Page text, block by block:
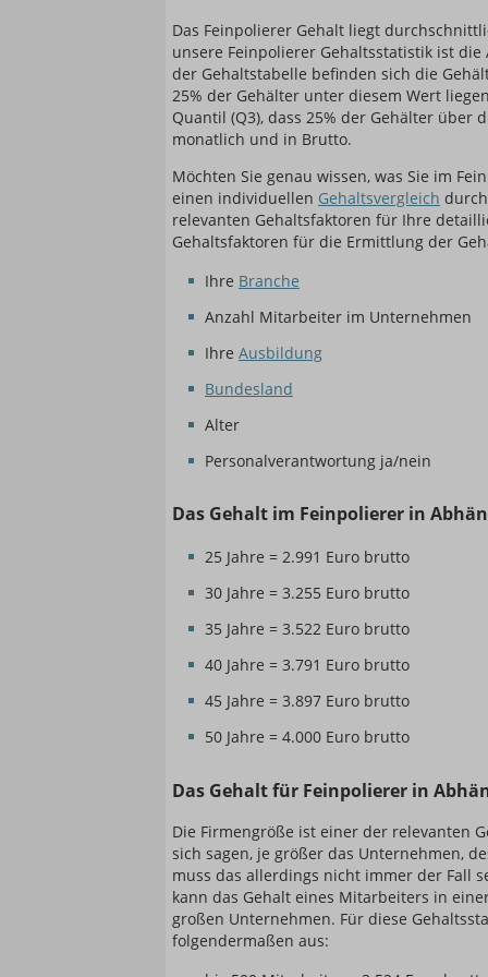
Das Feinpolierer Gehalt liegt
unsere Feinpolierer Gehaltsstatistik ist
der Gehaltstabelle befinden sich die
25% der Gehälter unter diesem Wert
Quantil (Q3), dass 25% der Gehälter über
monatlich und in Brutto.
Möchten Sie genau wissen, was Sie im
einen individuellen Gehaltsvergleich
relevanten Gehaltsfaktoren für Ihre
Gehaltsfaktoren für die Ermittlung der
Ihre Branche
Anzahl Mitarbeiter im Unternehmen
Ihre Ausbildung
Bundesland
Alter
Personalverantwortung ja/nein
Das Gehalt im Feinpolierer in
25 Jahre = 2.991 Euro brutto
30 Jahre = 3.255 Euro brutto
35 Jahre = 3.522 Euro brutto
40 Jahre = 3.791 Euro brutto
45 Jahre = 3.897 Euro brutto
50 Jahre = 4.000 Euro brutto
Das Gehalt für Feinpolierer in
Die Firmengröße ist einer der relevanten
sich sagen, je größer das Unternehmen,
muss das allerdings nicht immer der Fall
kann das Gehalt eines Mitarbeiters in
großen Unternehmen. Für diese
folgendermaßen aus: